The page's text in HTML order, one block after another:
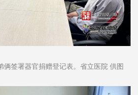
俩签署器官捐赠登记表。省立医院 供图